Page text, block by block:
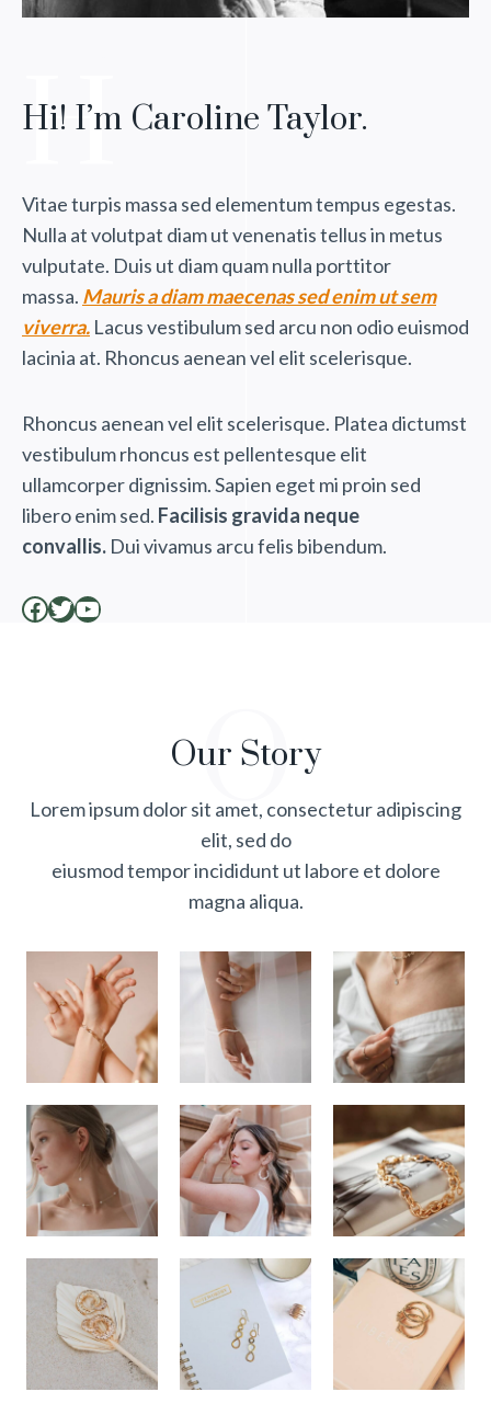
H
H
Hi! I’m Caroline Taylor.
Vitae turpis massa sed elementum tempus egestas.
Nulla at volutpat diam ut venenatis tellus in metus
vulputate. Duis ut diam quam nulla porttitor
massa. Mauris a diam maecenas sed enim ut sem
viverra. Lacus vestibulum sed arcu non odio euismod
lacinia at. Rhoncus aenean vel elit scelerisque.
Rhoncus aenean vel elit scelerisque. Platea dictumst
vestibulum rhoncus est pellentesque elit
ullamcorper dignissim. Sapien eget mi proin sed
libero enim sed. Facilisis gravida neque
convallis. Dui vivamus arcu felis bibendum.
Facebook Twitter YouTube
O
Our Story
Lorem ipsum dolor sit amet, consectetur adipiscing
elit, sed do
eiusmod tempor incididunt ut labore et dolore
magna aliqua.